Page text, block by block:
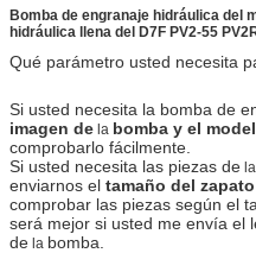
Bomba de engranaje hidráulica del
hidráulica llena del D7F PV2-55
Qué parámetro usted necesita
Si usted necesita la bomba de
imagen de la bomba y el
comprobarlo fácilmente.
Si usted necesita las piezas de la
enviarnos el tamaño del
comprobar las piezas según el
será mejor si usted me envía el
de la bomba.